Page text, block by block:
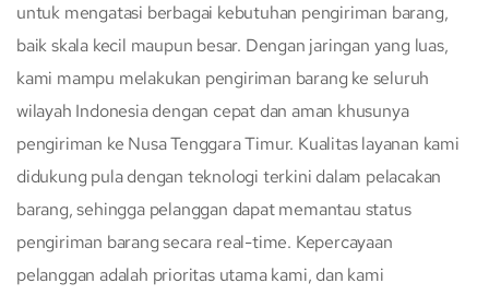
untuk mengatasi berbagai kebutuhan pengiriman barang,
baik skala kecil maupun besar. Dengan jaringan yang luas,
kami mampu melakukan pengiriman barang ke seluruh
wilayah Indonesia dengan cepat dan aman khusunya
pengiriman ke Nusa Tenggara Timur. Kualitas layanan kami
didukung pula dengan teknologi terkini dalam pelacakan
barang, sehingga pelanggan dapat memantau status
pengiriman barang secara real-time. Kepercayaan
pelanggan adalah prioritas utama kami, dan kami